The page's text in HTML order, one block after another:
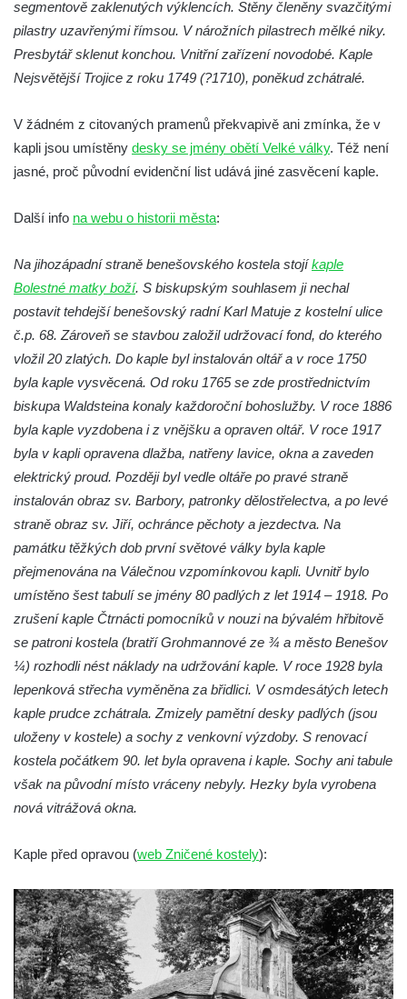
Kostel svatého Havla na hřbitově v
Hrobčicích
Kaple svatého Vavřince v Mirošovicích
Kaple v Bezděkově
Výklenková kaple na rozcestí na jižním
Kostel svaté Kateřiny v Chouči
Kostel svatého Augustina v Lužici
Márnice na hřbitově v Lužici
Kostel svatého Martina v Kozlech
Márnice na hřbitově v Kozlech
Kaple v Oparnu
Protestantský (evangelicko-luterský) kostel
Crostau
Kaple Nanebevstoupení Panny Marie ve
Svitavě
Výklenková kaple Piety ve Svojkově
Kostel Nejsvětější Trojice ve Velenicích
Kostel svatého Vavřince v Okounově
Kostel svatých Petra a Pavla v Semilech
Kostel Nanebevzetí Panny Marie (St. Mariä
Himmelfahrt) v Schirgiswalde
Kostel svaté Máří Magdaleny u hradu
Krasíkov
Kostel Zvěstování Panny Marie v Duchcově
Výklenková kaple v Teplické ulici u stadionu
v Duchcově
Evangelický kostel v Duchcově
segmentově zaklenutých výklencích. Stěny členěny svazčitými
pilastry uzavřenými římsou. V nárožních pilastrech mělké niky.
Presbytář sklenut konchou. Vnitřní zařízení novodobé. Kaple
Nejsvětější Trojice z roku 1749 (?1710), poněkud zchátralé.
V žádném z citovaných pramenů překvapivě ani zmínka, že v
kapli jsou umístěny desky se jmény obětí Velké války. Též není
jasné, proč původní evidenční list udává jiné zasvěcení kaple.
Další info na webu o historii města:
Na jihozápadní straně benešovského kostela stojíkaple
Bolestné matky boží. S biskupským souhlasem ji nechal
postavit tehdejší benešovský radní Karl Matuje z kostelní ulice
č.p. 68. Zároveň se stavbou založil udržovací fond, do kterého
vložil 20 zlatých. Do kaple byl instalován oltář a v roce 1750
byla kaple vysvěcená. Od roku 1765 se zde prostřednictvím
biskupa Waldsteina konaly každoroční bohoslužby. V roce 1886
byla kaple vyzdobena i z vnějšku a opraven oltář. V roce 1917
byla v kapli opravena dlažba, natřeny lavice, okna a zaveden
elektrický proud. Později byl vedle oltáře po pravé straně
instalován obraz sv. Barbory, patronky dělostřelectva, a po levé
straně obraz sv. Jiří, ochránce pěchoty a jezdectva. Na
památku těžkých dob první světové války byla kaple
přejmenována na Válečnou vzpomínkovou kapli. Uvnitř bylo
umístěno šest tabulí se jmény 80 padlých z let 1914 – 1918. Po
zrušení kaple Čtrnácti pomocníků v nouzi na bývalém hřbitově
se patroni kostela (bratří Grohmannové ze ¾ a město Benešov
¼) rozhodli nést náklady na udržování kaple. V roce 1928 byla
lepenková střecha vyměněna za břidlici. V osmdesátých letech
kaple prudce zchátrala. Zmizely pamětní desky padlých (jsou
uloženy v kostele) a sochy z venkovní výzdoby. S renovací
kostela počátkem 90. let byla opravena i kaple. Sochy ani tabule
však na původní místo vráceny nebyly. Hezky byla vyrobena
nová vitrážová okna.
Kaple před opravou (web Zničené kostely):